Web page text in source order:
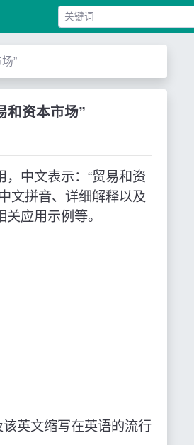
”
和资本市场”
中文表示：“贸易和资
文拼音、详细解释以及
应用示例等。
英文缩写在英语的流行